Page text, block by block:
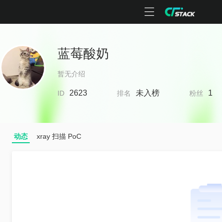
蓝莓酸奶
暂无介绍
ID 2623 排名 未入榜 粉丝 1
动态 xray 扫描 PoC